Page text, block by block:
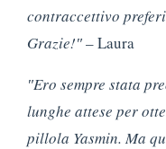
contraccettivo
Grazie!″– Laura
″Ero sempre stata
lunghe attese per
pillola Yasmin. Ma